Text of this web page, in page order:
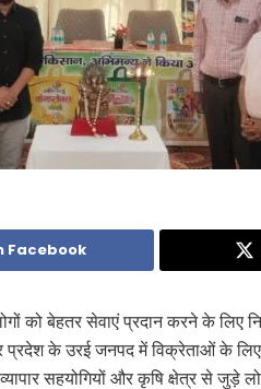
Facebook
को बेहतर सेवाएं प्रदान करने के लिए
के उरई जनपद में विक्रेताओं के लिए
सहयोगियों और कृषि क्षेत्र से जुड़े